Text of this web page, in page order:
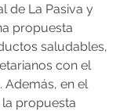
de La Pasiva y
propuesta
saludables,
con el
Además, en el
propuesta